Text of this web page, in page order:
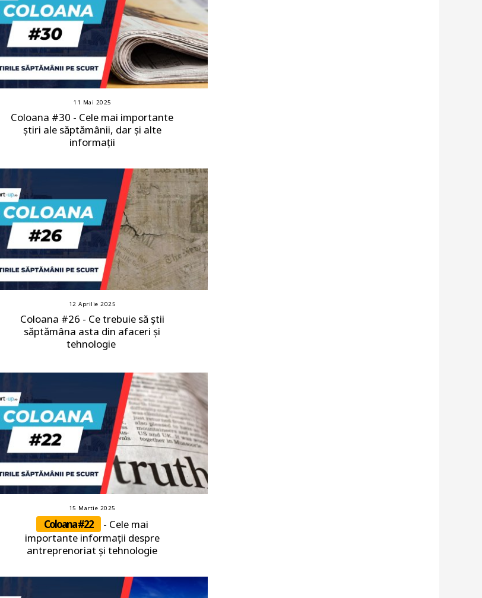
11 Mai 2025
Coloana #30 - Cele mai importante
știri ale săptămânii, dar și alte
informații
12 Aprilie 2025
Coloana #26 - Ce trebuie să știi
săptămâna asta din afaceri și
tehnologie
15 Martie 2025
Coloana #22
- Cele mai
importante informații despre
antreprenoriat și tehnologie